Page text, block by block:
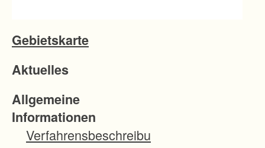
Gebietskarte
Aktuelles
Allgemeine
Informationen
Verfahrensbeschreibu